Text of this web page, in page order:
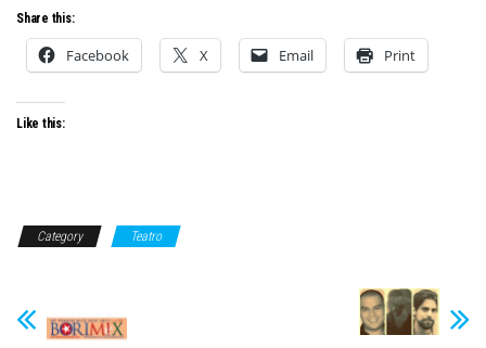
Share this:
Facebook X Email Print
Like this:
Category Teatro